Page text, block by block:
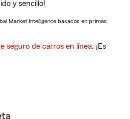
y sencillo!
Market Intelligence basados en primas
seguro de carros en línea. ¡Es